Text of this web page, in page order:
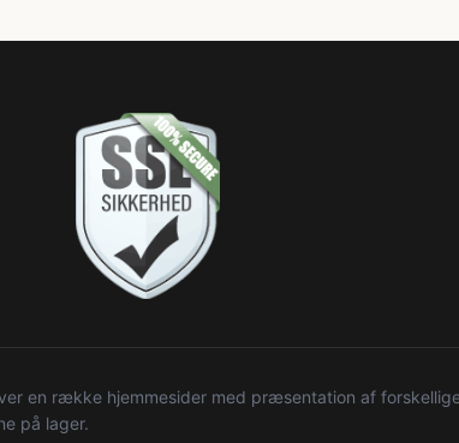
en række hjemmesider med præsentation af
på lager.